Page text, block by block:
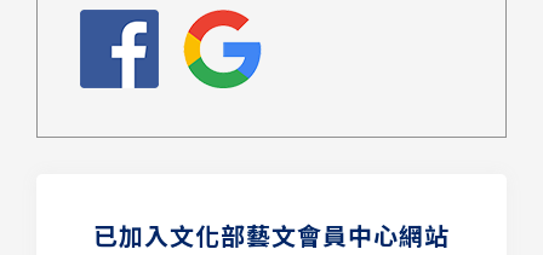
已加入文化部藝文會員中心網站